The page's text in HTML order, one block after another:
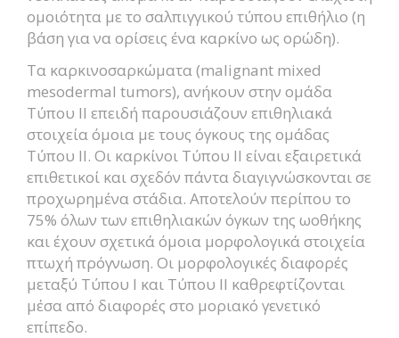
ομοιότητα με το σαλπιγγικού τύπου επιθήλιο (η
βάση για να ορίσεις ένα καρκίνο ως ορώδη).
Τα καρκινοσαρκώματα (malignant mixed
mesodermal tumors), ανήκουν στην ομάδα
Τύπου ΙΙ επειδή παρουσιάζουν επιθηλιακά
στοιχεία όμοια με τους όγκους της ομάδας
Τύπου II. Οι καρκίνοι Τύπου II είναι εξαιρετικά
επιθετικοί και σχεδόν πάντα διαγιγνώσκονται σε
προχωρημένα στάδια. Αποτελούν περίπου το
75% όλων των επιθηλιακών όγκων της ωοθήκης
και έχουν σχετικά όμοια μορφολογικά στοιχεία
πτωχή πρόγνωση. Οι μορφολογικές διαφορές
μεταξύ Τύπου I και Τύπου II καθρεφτίζονται
μέσα από διαφορές στο μοριακό γενετικό
επίπεδο.